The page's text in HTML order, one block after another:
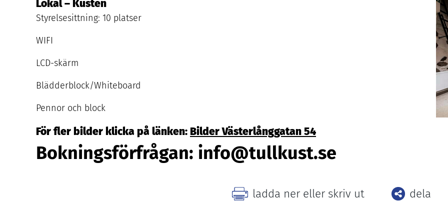
Lokal – Kusten
Styrelsesittning: 10 platser
WIFI
LCD-skärm
Blädderblock/​Whiteboard
Pennor och block
För fler bilder klicka på länken:Bilder Västerlånggatan54
Bokningsförfrågan: info@​tullkust.​se
ladda ner eller skriv ut dela